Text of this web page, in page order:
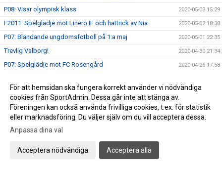
P08: Visar olympisk klass 2020-05-03 15:29
F2011: Spelglädje mot Linero IF och hattrick av Nia 2020-05-02 18:38
P07: Bländande ungdomsfotboll på 1:a maj 2020-05-01 22:35
Trevlig Valborg! 2020-04-30 21:34
P07: Spelglädje mot FC Rosengård 2020-04-26 17:58
F2011: Tjejerna imponerar i hemmadebuten 2020-04-26 14:50
P2010 maskinen åter i bruk. 2020-04-26 12:47
P15 I På behörigt avstånd från publik och motståndare 2020-04-26 00:37
P07: Strålande 11-manna debut
Uppdaterade riktlinjer: Ingen publik på matcherna i helgen!
FC Bellevue FotbollsCamp - Anmälan öppen!
För att hemsidan ska fungera korrekt använder vi nödvändiga
cookies från SportAdmin. Dessa går inte att stänga av.
Föreningen kan också använda frivilliga cookies, t.ex. för statistik
eller marknadsföring. Du väljer själv om du vill acceptera dessa.
Anpassa dina val
Acceptera nödvändiga Acceptera alla